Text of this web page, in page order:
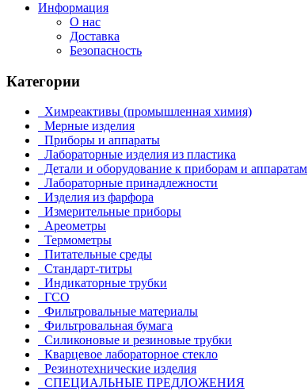
Информация
О нас
Доставка
Безопасность
Категории
Химреактивы (промышленная химия)
Мерные изделия
Приборы и аппараты
Лабораторные изделия из пластика
Детали и оборудование к приборам и аппаратам
Лабораторные принадлежности
Изделия из фарфора
Измерительные приборы
Ареометры
Термометры
Питательные среды
Стандарт-титры
Индикаторные трубки
ГСО
Фильтровальные материалы
Фильтровальная бумага
Силиконовые и резиновые трубки
Кварцевое лабораторное стекло
Резинотехнические изделия
СПЕЦИАЛЬНЫЕ ПРЕДЛОЖЕНИЯ